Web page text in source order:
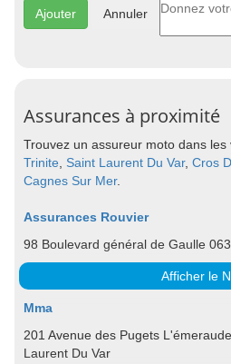
Annuler
Assurances à proximité
Trouvez un assureur moto dans les
Trinite
Saint Laurent Du Var, Cros
Cagnes Sur Mer.
Assurances Rouvier
98 Boulevard général de Gaulle
Afficher le
Mma
201 Avenue des Pugets
Laurent Du Var